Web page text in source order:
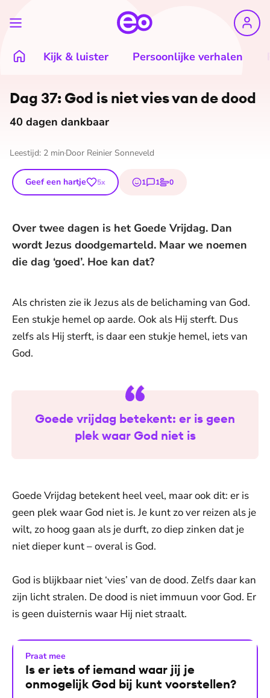
Kijk & luister Persoonlijke verhalen
Dag 37: God is niet vies van de dood
40 dagen dankbaar
Leestijd: 2 min Door Reinier Sonneveld
Geef een hartje 5x 1
emoji1
reactie
0
stem
Over twee dagen is het Goede Vrijdag. Dan
wordt Jezus doodgemarteld. Maar we noemen
die dag ‘goed’. Hoe kan dat?
Als christen zie ik Jezus als de belichaming van God.
Een stukje hemel op aarde. Ook als Hij sterft. Dus
zelfs als Hij sterft, is daar een stukje hemel, iets van
God.
Goede vrijdag betekent: er is geen
plek waar God niet is
Goede Vrijdag betekent heel veel, maar ook dit: er is
geen plek waar God niet is. Je kunt zo ver reizen als je
wilt, zo hoog gaan als je durft, zo diep zinken dat je
niet dieper kunt – overal is God.
God is blijkbaar niet ‘vies’ van de dood. Zelfs daar kan
zijn licht stralen. De dood is niet immuun voor God. Er
is geen duisternis waar Hij niet straalt.
Praat mee
Is er iets of iemand waar jij je
onmogelijk God bij kunt voorstellen?